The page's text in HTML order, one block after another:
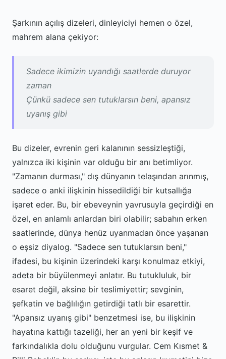
Şarkının açılış dizeleri, dinleyiciyi hemen o özel,
mahrem alana çekiyor:
Sadece ikimizin uyandığı saatlerde duruyor
zaman
Çünkü sadece sen tutuklarsın beni, apansız
uyanış gibi
Bu dizeler, evrenin geri kalanının sessizleştiği,
yalnızca iki kişinin var olduğu bir anı betimliyor.
"Zamanın durması," dış dünyanın telaşından arınmış,
sadece o anki ilişkinin hissedildiği bir kutsallığa
işaret eder. Bu, bir ebeveynin yavrusuyla geçirdiği en
özel, en anlamlı anlardan biri olabilir; sabahın erken
saatlerinde, dünya henüz uyanmadan önce yaşanan
o eşsiz diyalog. "Sadece sen tutuklarsın beni,"
ifadesi, bu kişinin üzerindeki karşı konulmaz etkiyi,
adeta bir büyülenmeyi anlatır. Bu tutukluluk, bir
esaret değil, aksine bir teslimiyettir; sevginin,
şefkatin ve bağlılığın getirdiği tatlı bir esarettir.
"Apansız uyanış gibi" benzetmesi ise, bu ilişkinin
hayatına kattığı tazeliği, her an yeni bir keşif ve
farkındalıkla dolu olduğunu vurgular. Cem Kısmet &